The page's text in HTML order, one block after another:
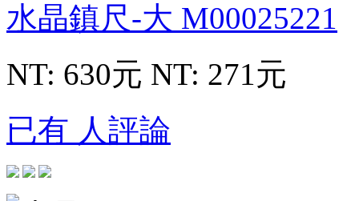
水晶鎮尺-大 M00025221
NT: 630元 NT: 271元
已有 人評論